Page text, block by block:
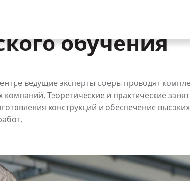
инженерно-
обучения
ведущие эксперты сферы проводят
компаний. Теоретические и практические
конструкций и обеспечение